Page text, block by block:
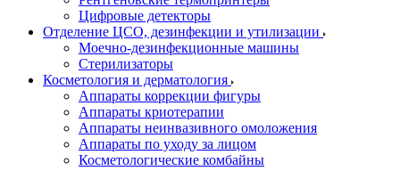
Цифровые детекторы
Отделение ЦСО, дезинфекции и утилизации
Моечно-дезинфекционные машины
Стерилизаторы
Косметология и дерматология
Аппараты коррекции фигуры
Аппараты криотерапии
Аппараты неинвазивного омоложения
Аппараты по уходу за лицом
Косметологические комбайны